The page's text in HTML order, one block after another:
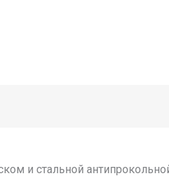
и стальной